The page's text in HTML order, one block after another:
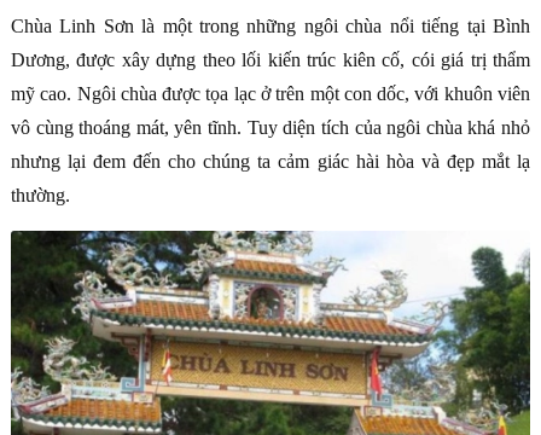
Chùa Linh Sơn là một trong những ngôi chùa nổi tiếng tại Bình
Dương, được xây dựng theo lối kiến trúc kiên cố, cói giá trị thẩm
mỹ cao. Ngôi chùa được tọa lạc ở trên một con dốc, với khuôn viên
vô cùng thoáng mát, yên tĩnh. Tuy diện tích của ngôi chùa khá nhỏ
nhưng lại đem đến cho chúng ta cảm giác hài hòa và đẹp mắt lạ
thường.